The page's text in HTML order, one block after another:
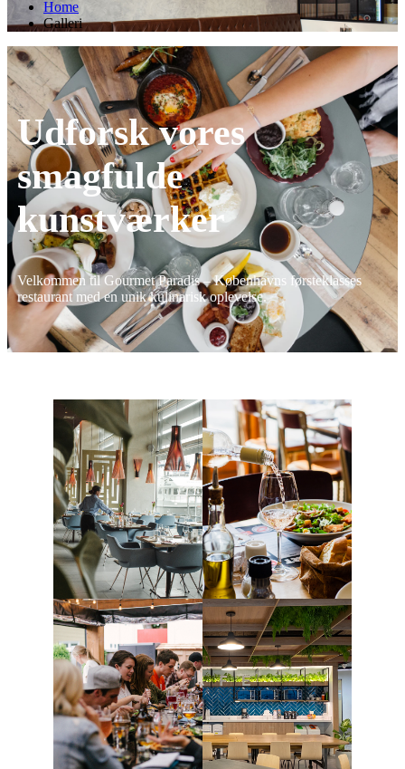
Home
Galleri
Udforsk vores
smagfulde
kunstværker
Velkommen til Gourmet Paradis – Københavns førsteklasses
restaurant med en unik kulinarisk oplevelse.